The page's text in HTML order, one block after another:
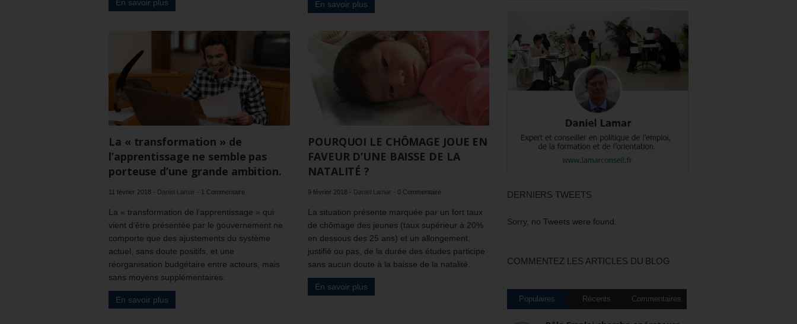
En savoir plus En savoir plus
La « transformation » de
l’apprentissage ne semble pas
porteuse d’une grande ambition.
11 février 2018 - Daniel Lamar - 1 Commentaire
La « transformation de l’apprentissage » qui
vient d’être présentée par le gouvernement ne
comporte que des ajustements du système
actuel, sans doute positifs, et une
réorganisation budgétaire entre acteurs, mais
sans moyens supplémentaires.
En savoir plus
POURQUOI LE CHÔMAGE JOUE EN
FAVEUR D’UNE BAISSE DE LA
NATALITÉ ?
9 février 2018 - Daniel Lamar - 0 Commentaire
La situation présente marquée par un fort taux
de chômage des jeunes (taux supérieur à 20%
en dessous des 25 ans) et un allongement,
justifié ou pas, de la durée des études participe
sans aucun doute à la baisse de la natalité.
En savoir plus
DERNIERS TWEETS
Sorry, no Tweets were found.
COMMENTEZ LES ARTICLES DU BLOG
Populaires Récents Commentaires